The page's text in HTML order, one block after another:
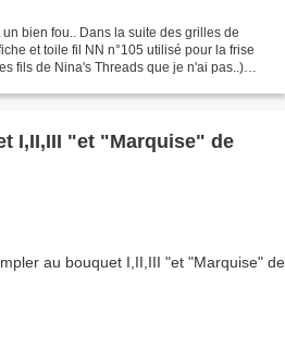
bien fou.. Dans la suite des grilles de
et toile fil NN n°105 utilisé pour la frise
fils de Nina's Threads que je n'ai pas..)
I,II,III "et "Marquise" de